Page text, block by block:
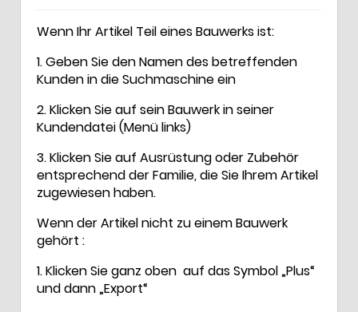
Wenn Ihr Artikel Teil eines Bauwerks ist:
1. Geben Sie den Namen des betreffenden
Kunden in die Suchmaschine ein
2. Klicken Sie auf sein Bauwerk in seiner
Kundendatei (Menü links)
3. Klicken Sie auf Ausrüstung oder Zubehör
entsprechend der Familie, die Sie Ihrem Artikel
zugewiesen haben.
Wenn der Artikel nicht zu einem Bauwerk
gehört :
1. Klicken Sie ganz oben auf das Symbol „Plus“
und dann „Export“